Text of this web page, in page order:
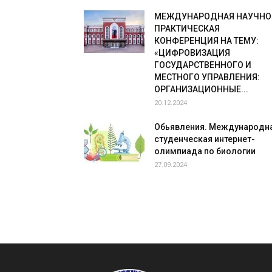
МЕЖДУНАРОДНАЯ
ПРАКТИЧЕСКАЯ
КОНФЕРЕНЦИЯ НА ТЕМУ:
«ЦИФРОВИЗАЦИЯ
ГОСУДАРСТВЕННОГО И
МЕСТНОГО УПРАВЛЕНИЯ:
ОРГАНИЗАЦИОННЫЕ...
20.12.2024
Обьявления.
студенческая интернет-
олимпиада по биологии
27.09.2024